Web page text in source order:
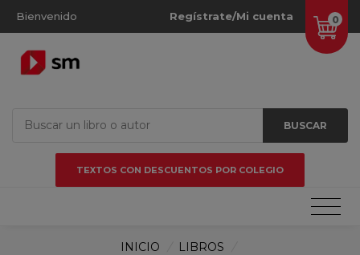
Bienvenido 0
Regístrate/Mi cuenta
BUSCAR
TEXTOS CON DESCUENTOS POR COLEGIO
INICIO LIBROS